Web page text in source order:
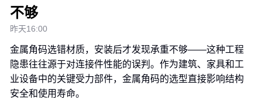
不够
昨天16:00
金属角码选错材质，安装后才发现承重不够——这种工程
隐患往往源于对连接件性能的误判。作为建筑、家具和工
业设备中的关键受力部件，金属角码的选型直接影响结构
安全和使用寿命。